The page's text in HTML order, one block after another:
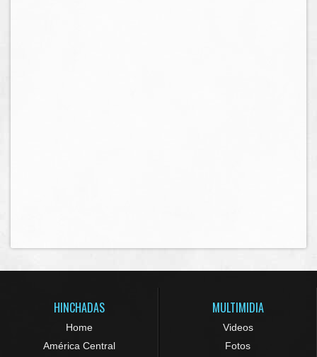
HINCHADAS
Home
América Central
MULTIMIDIA
Videos
Fotos